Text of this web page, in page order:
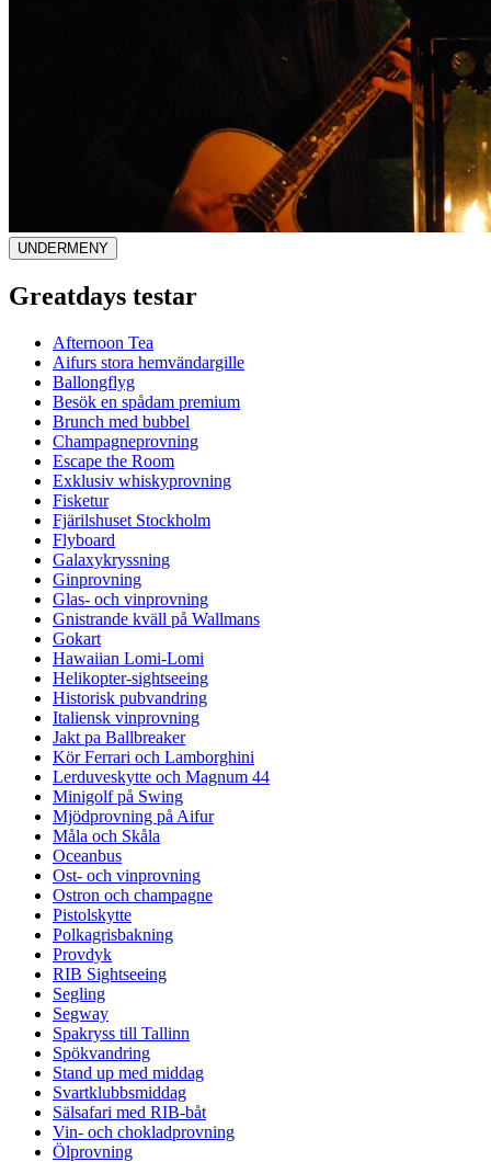
UNDERMENY
Greatdays testar
Afternoon Tea
Aifurs stora hemvändargille
Ballongflyg
Besök en spådam premium
Brunch med bubbel
Champagneprovning
Escape the Room
Exklusiv whiskyprovning
Fisketur
Fjärilshuset Stockholm
Flyboard
Galaxykryssning
Ginprovning
Glas- och vinprovning
Gnistrande kväll på Wallmans
Gokart
Hawaiian Lomi-Lomi
Helikopter-sightseeing
Historisk pubvandring
Italiensk vinprovning
Jakt pa Ballbreaker
Kör Ferrari och Lamborghini
Lerduveskytte och Magnum 44
Minigolf på Swing
Mjödprovning på Aifur
Måla och Skåla
Oceanbus
Ost- och vinprovning
Ostron och champagne
Pistolskytte
Polkagrisbakning
Provdyk
RIB Sightseeing
Segling
Segway
Spakryss till Tallinn
Spökvandring
Stand up med middag
Svartklubbsmiddag
Sälsafari med RIB-båt
Vin- och chokladprovning
Ölprovning